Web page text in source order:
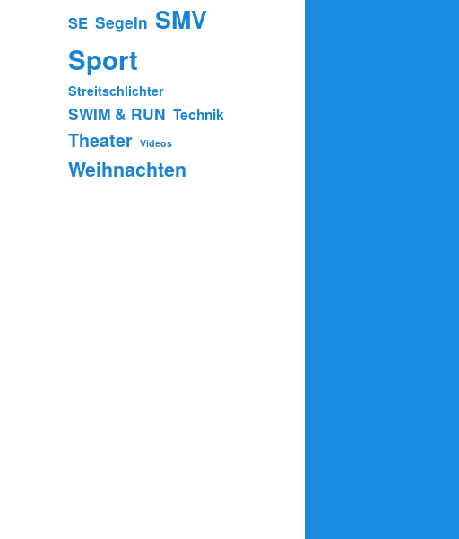
SE Segeln SMV
Sport
Streitschlichter
SWIM & RUN Technik
Theater Videos
Weihnachten